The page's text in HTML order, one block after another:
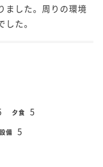
ました。周りの環境
た。
夕食 5
備 5